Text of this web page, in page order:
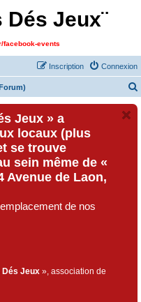
Dés Jeux¨
facebook-events
Connexion
Inscription
Jeux » a
locaux (plus
se trouve
sein même de «
Avenue de Laon,
de nos
Dés Jeux », association de